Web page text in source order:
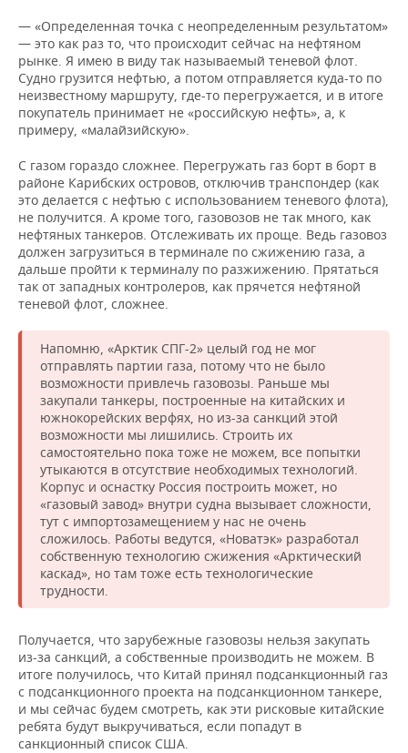
— «Определенная точка с неопределенным результатом»
— это как раз то, что происходит сейчас на нефтяном
рынке. Я имею в виду так называемый теневой флот.
Судно грузится нефтью, а потом отправляется куда-то по
неизвестному маршруту, где-то перегружается, и в итоге
покупатель принимает не «российскую нефть», а, к
примеру, «малайзийскую».
С газом гораздо сложнее. Перегружать газ борт в борт в
районе Карибских островов, отключив транспондер (как
это делается с нефтью с использованием теневого флота),
не получится. А кроме того, газовозов не так много, как
нефтяных танкеров. Отслеживать их проще. Ведь газовоз
должен загрузиться в терминале по сжижению газа, а
дальше пройти к терминалу по разжижению. Прятаться
так от западных контролеров, как прячется нефтяной
теневой флот, сложнее.
Напомню, «Арктик СПГ-2» целый год не мог
отправлять партии газа, потому что не было
возможности привлечь газовозы. Раньше мы
закупали танкеры, построенные на китайских и
южнокорейских верфях, но из-за санкций этой
возможности мы лишились. Строить их
самостоятельно пока тоже не можем, все попытки
утыкаются в отсутствие необходимых технологий.
Корпус и оснастку Россия построить может, но
«газовый завод» внутри судна вызывает сложности,
тут с импортозамещением у нас не очень
сложилось. Работы ведутся, «Новатэк» разработал
собственную технологию сжижения «Арктический
каскад», но там тоже есть технологические
трудности.
Получается, что зарубежные газовозы нельзя закупать
из-за санкций, а собственные производить не можем. В
итоге получилось, что Китай принял подсанкционный газ
с подсанкционного проекта на подсанкционном танкере,
и мы сейчас будем смотреть, как эти рисковые китайские
ребята будут выкручиваться, если попадут в
санкционный список США.